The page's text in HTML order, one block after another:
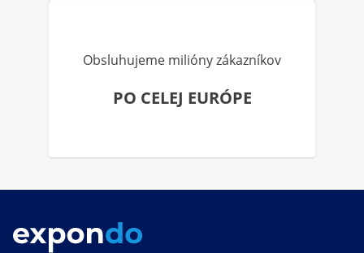
Obsluhujeme milióny zákazníkov
PO CELEJ EURÓPE